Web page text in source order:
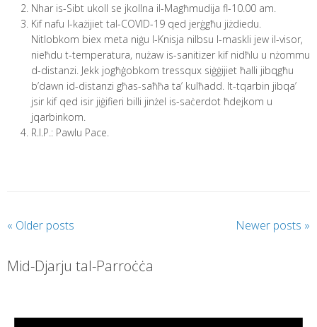
Nhar is-Sibt ukoll se jkollna il-Magħmudija fl-10.00 am.
Kif nafu l-każijiet tal-COVID-19 qed jerġgħu jiżdiedu.
Nitlobkom biex meta niġu l-Knisja nilbsu l-maskli jew il-visor,
nieħdu t-temperatura, nużaw is-sanitizer kif nidħlu u nżommu
d-distanzi. Jekk jogħġobkom tressqux siġġijiet ħalli jibqgħu
b’dawn id-distanzi għas-saħħa ta’ kulħadd. It-tqarbin jibqa’
jsir kif qed isir jiġifieri billi jinżel is-saċerdot ħdejkom u
jqarbinkom.
R.I.P.: Pawlu Pace.
P
s
« Older posts Newer posts »
Mid-Djarju tal-Parroċċa